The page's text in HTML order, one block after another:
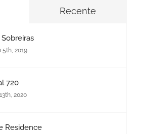
Recente
5th, 2019
720
2020
Residence